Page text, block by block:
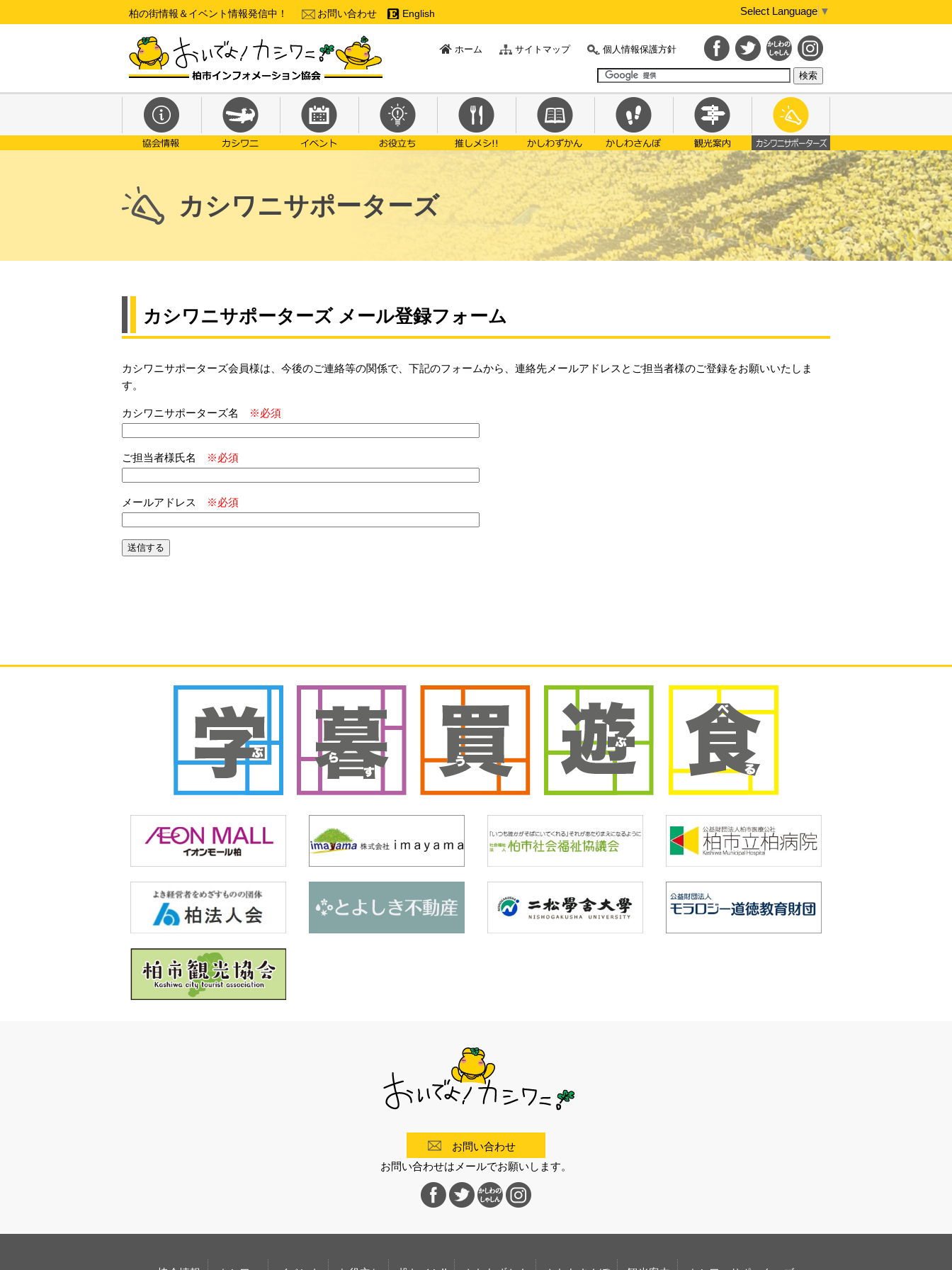
柏の街情報＆イベント情報発信中！ お問い合わせ English Select Language ▼
ホーム サイトマップ 個人情報保護方針
カシワニサポーターズ
カシワニサポーターズ メール登録フォーム
カシワニサポーターズ会員様は、今後のご連絡等の関係で、下記のフォームから、連絡先メールアドレスとご担当者様のご登録をお願いいたしま
す。
カシワニサポーターズ名 ※必須
ご担当者様氏名 ※必須
メールアドレス ※必須
お問い合わせ
お問い合わせはメールでお願いします。